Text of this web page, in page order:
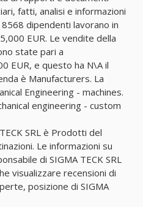
fatti, analisi e informazioni
dipendenti lavorano in
EUR. Le vendite della
state pari a
EUR, e questo ha N\A il
è Manufacturers. La
Engineering - machines.
engineering - custom
SRL è Prodotti del
Le informazioni su
di SIGMA TECK SRL
visualizzare recensioni di
posizione di SIGMA